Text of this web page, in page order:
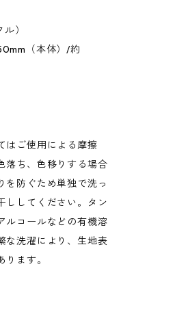
）
（本体）/約
はご使用による摩擦
落ち、色移りする場合
を防ぐため単独で洗っ
ししてください。タン
ルコールなどの有機溶
な洗濯により、生地表
ます。